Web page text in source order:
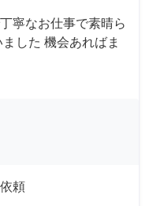
寧なお仕事で素晴ら
した 機会あればま
頼